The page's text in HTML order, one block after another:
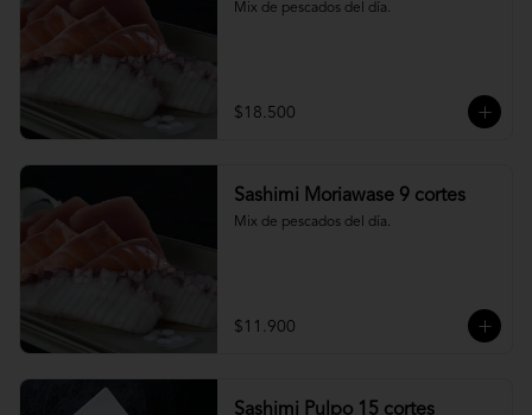
Mix de pescados del día.
$18.500
Sashimi Moriawase 9 cortes
Mix de pescados del día.
$11.900
Sashimi Pulpo 15 cortes